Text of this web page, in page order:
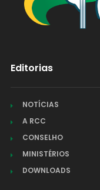
Editorias
NOTÍCIAS
A RCC
CONSELHO
MINISTÉRIOS
DOWNLOADS